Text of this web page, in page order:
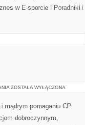
w E-sporcie i Poradniki i
PRAWO
ZOSTAŁA WYŁĄCZONA
mądrym pomaganiu CP
dobroczynnym,